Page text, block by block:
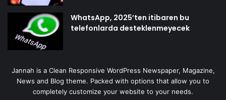
WhatsApp, 2025’ten itibaren bu
telefonlarda desteklenmeyecek
Jannah is a Clean Responsive WordPress Newspaper, Magazine,
News and Blog theme. Packed with options that allow you to
completely customize your website to your needs.